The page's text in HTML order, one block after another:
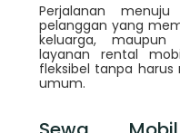
Perjalanan
pelanggan yang
keluarga, maupun
layanan rental
fleksibel tanpa
umum.